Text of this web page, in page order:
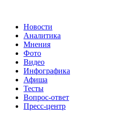
Новости
Аналитика
Мнения
Фото
Видео
Инфографика
Афиша
Тесты
Вопрос-ответ
Пресс-центр